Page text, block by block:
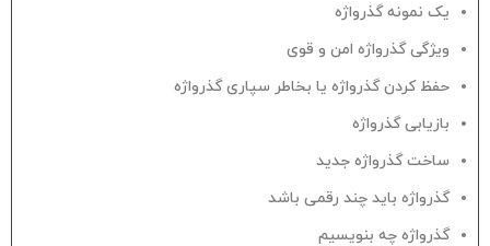
یک نمونه گذرواژه
ویژگی‌ گذرواژه امن و قوی
حفظ کردن گذرواژه یا بخاطر سپاری گذرواژه
بازیابی گذرواژه
ساخت گذرواژه جدید
گذرواژه باید چند رقمی باشد
گذرواژه چه بنویسیم